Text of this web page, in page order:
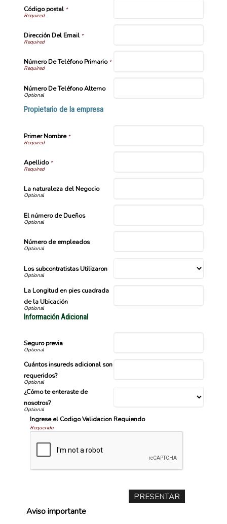
Código postal*
Dirección Del Email*
Número De Teléfono Primario*
Número De Teléfono Alterno
Propietario de la empresa
Primer Nombre *
Apellido*
La naturaleza del Negocio
El número de Dueños
Número de empleados
Los subcontratistas Utilizaron
La Longitud en pies cuadrada
de la Ubicación
Información Adicional
Seguro previa
Cuántos insureds adicional son
requeridos?
¿Cómo te enteraste de
nosotros?
Ingrese el Codigo Validacion Requiendo
Requerido
Aviso importante